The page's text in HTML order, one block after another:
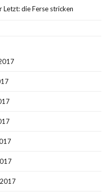
Letzt: die Ferse stricken